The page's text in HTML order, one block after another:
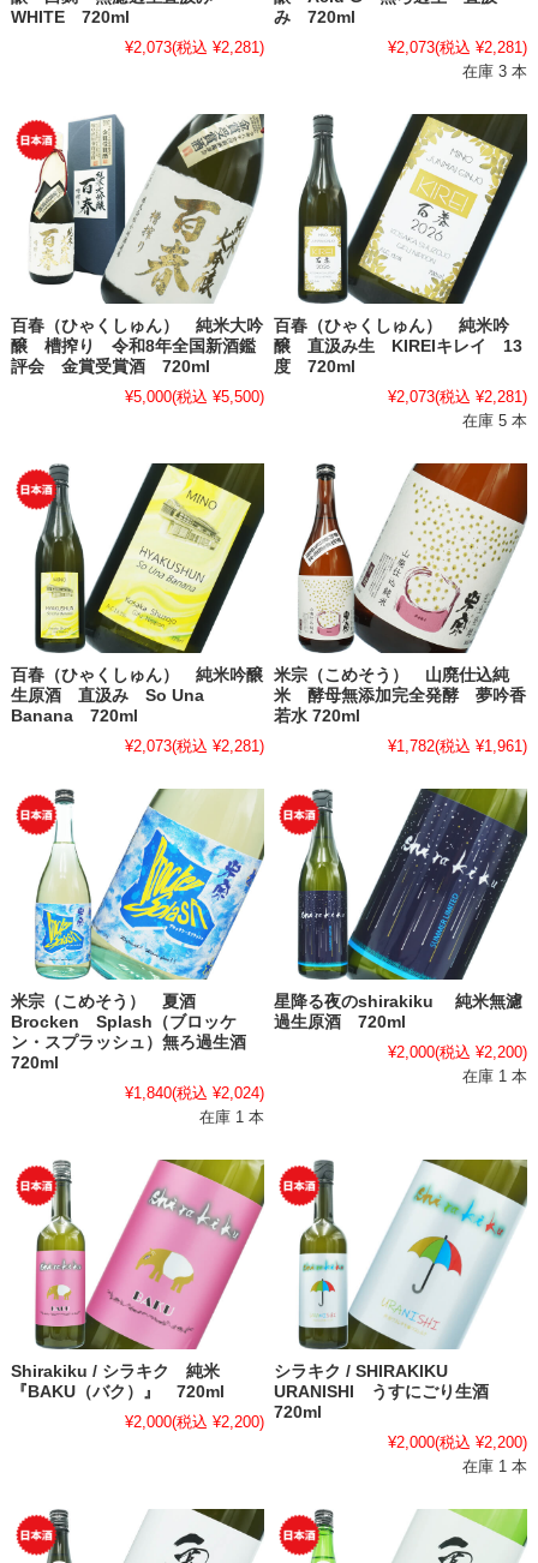
WHITE 720ml
¥2,073(税込 ¥2,281)
み 720ml
¥2,073(税込 ¥2,281)
在庫 3 本
百春（ひゃくしゅん） 純米大吟
醸 槽搾り 令和8年全国新酒鑑
評会 金賞受賞酒 720ml
¥5,000(税込 ¥5,500)
百春（ひゃくしゅん） 純米吟
醸 直汲み生 KIREIキレイ 13
度 720ml
¥2,073(税込 ¥2,281)
在庫 5 本
百春（ひゃくしゅん） 純米吟醸
生原酒 直汲み So Una
Banana 720ml
¥2,073(税込 ¥2,281)
米宗（こめそう） 山廃仕込純
米 酵母無添加完全発酵 夢吟香
若水 720ml
¥1,782(税込 ¥1,961)
米宗（こめそう） 夏酒
Brocken Splash（ブロッケ
ン・スプラッシュ）無ろ過生酒
720ml
¥1,840(税込 ¥2,024)
在庫 1 本
星降る夜のshirakiku 純米無濾
過生原酒 720ml
¥2,000(税込 ¥2,200)
在庫 1 本
Shirakiku / シラキク 純米
『BAKU（バク）』 720ml
¥2,000(税込 ¥2,200)
シラキク / SHIRAKIKU
URANISHI うすにごり生酒
720ml
¥2,000(税込 ¥2,200)
在庫 1 本